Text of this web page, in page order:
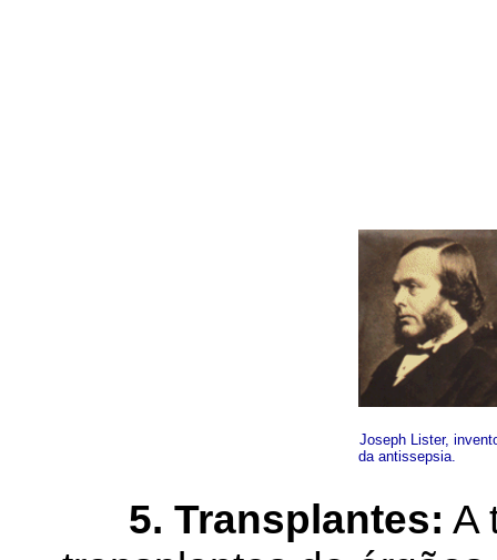
Joseph Lister,
da antissepsia.
5. Transplantes: A